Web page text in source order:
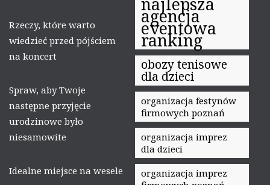
Rzeczy, które warto
wiedzieć przed pójściem
na koncert
Spraw, aby Twoje
następne przyjęcie
urodzinowe było
niesamowite
Idealne miejsce na wesele
agencja
eventowa
ranking
obozy tenisowe
dla dzieci
organizacja festynów
firmowych poznań
organizacja imprez
dla dzieci
organizacja imprez